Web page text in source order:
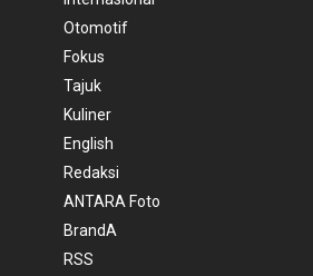
Fokus
Tajuk
Kuliner
English
Redaksi
ANTARA Foto
BrandA
RSS